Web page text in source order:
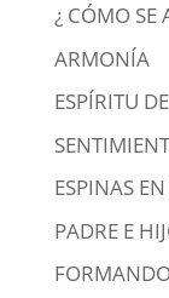
¿ CÓMO SE
ARMONÍA
ESPÍRITU
ESPINAS
PADRE E